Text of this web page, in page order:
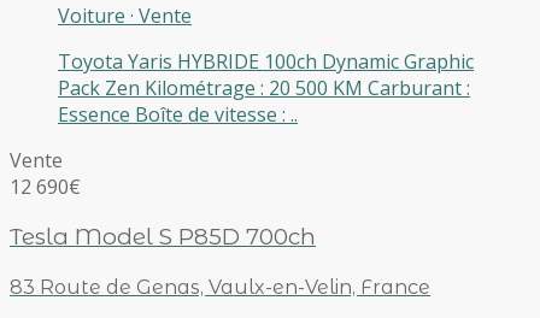
Voiture · Vente
Toyota Yaris HYBRIDE 100ch Dynamic Graphic
Pack Zen Kilométrage : 20 500 KM Carburant :
Essence Boîte de vitesse : ..
Vente
12 690€
Tesla Model S P85D 700ch
83 Route de Genas, Vaulx-en-Velin, France